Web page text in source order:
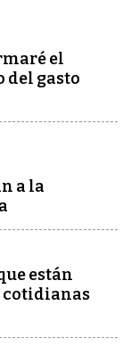
el
del gasto
a la
están
cotidianas